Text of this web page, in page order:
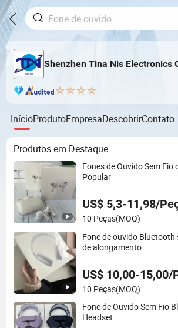
Shenzhen Tina Nis Electronics
InícioProdutoEmpresaDescobrirContato
Produtos em Destaque
Fones de Ouvido Sem Fio
Popular
US$ 5,3-11,98/
10 Peças(MOQ)
Fone de ouvido
de alongamento
US$ 10,00-15,00/
10 Peças(MOQ)
Fone de Ouvido Sem Fio
Headset